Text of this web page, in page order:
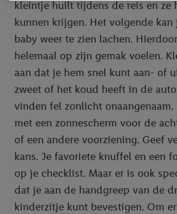
kleintje huilt tijdens de reis en ze
kunnen krijgen. Het volgende
baby weer te zien lachen.
helemaal op zijn gemak voelen.
aan dat je hem snel kunt aan- of
zweet of het koud heeft in de
vinden fel zonlicht onaangenaam.
met een zonnescherm voor de
of een andere voorziening. Geef
kans. Je favoriete knuffel en een
op je checklist. Maar er is ook
dat je aan de handgreep van de
kinderzitje kunt bevestigen. Om
Als je hier toestemming geeft aan ons voor
van reclame en als je vervolgens een Lidl
aanmaakt of inlogt op jouw bestaande Lidl
kunnen wij en onze partner Criteo S.A. een
identifier maken met het e-mailadres dat je
Lidl Plus, die gebruikt wordt om je te
derden en om je in die diensten
tonen. Voor dit doel kan jouw gehashte e-
samengevoegd met andere identifiers of
door Criteo S.A. aan jou zijn toegewezen.
Als je hiervoor toestemming geeft, dan
advertenties worden weergegeven voor
eerder interesse hebt getoond
in een winkelmandje van een online winkel
niet te kopen). De retargeting advertenties